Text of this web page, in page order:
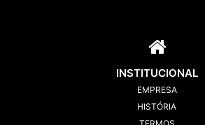
INSTITUCIONAL
EMPRESA
HISTÓRIA